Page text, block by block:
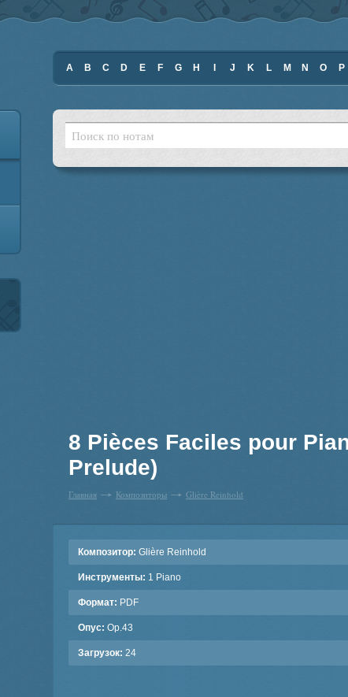
A B C D E F G H J K L M N O P
8 Pièces Faciles pour
Prelude)
Главная Композиторы Glière Reinhold
Композитор: Glière Reinhold
Инструменты: 1 Piano
Формат: PDF
Опус: Op.43
Загрузок: 24